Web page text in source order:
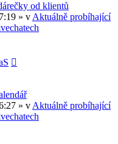
od klientů
» v Aktuálně probíhající
» v Aktuálně probíhající